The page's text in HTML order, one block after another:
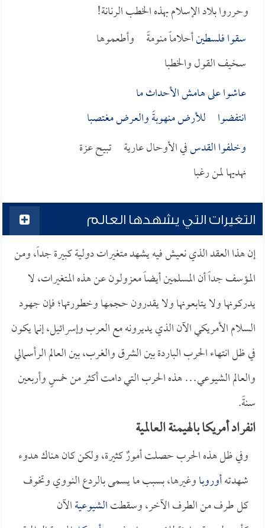
وحرروا بلاد الإسلام بهذه الخطب الرنانة!
سقوافلسطينأحلاماً منومةً وأطعموها
سخيف القول والخطبا
عاشوا على هامش الأحداث ما
انتفضوا للأرض منهوبةً والعرض مغتصبا
وخلفواالقدسفي الأوحال عارية تبيح عزة
نهديها لمن رغبا
التغيرات التي يشهدها العالم
إن هذا العقد الذي نعيش فيه يشهد متغيرات دولية كبيرة جداً، ومن
المؤسف جداً أن المسلمين أيضاً معزولون عن هذه المتغيرات، لا
يدركونها ولا يتابعونها ولا يقدرون حجمها وخطورتها؛ فإن جهود
السلام الأمريكي الآن الذي يديرونه مع العرب وإسرائيل، إنما يكون
في ظل انتهاء الحرب الباردة بين الشرق والغرب، بين العالم الرأسمالي
والعالم الشيوعي… هذه الحرب التي دامت أكثر من خمسٍ وأربعين
سنةً.
انفراد أمريكا بالهيمنة العالمية
وفي ظل هذه الحرب حصلت أمورٌ كثيرة، ولكن كان هناك هدوء
شهدتهأوروباوغيرها، بسبب ما يسمى بالردع النووي وتخوف
كل طرف من الطرف الآخر، وسقطتالشيوعيةالآن